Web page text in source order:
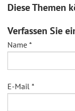
Diese Themen
Verfassen Sie
Name *
E-Mail *